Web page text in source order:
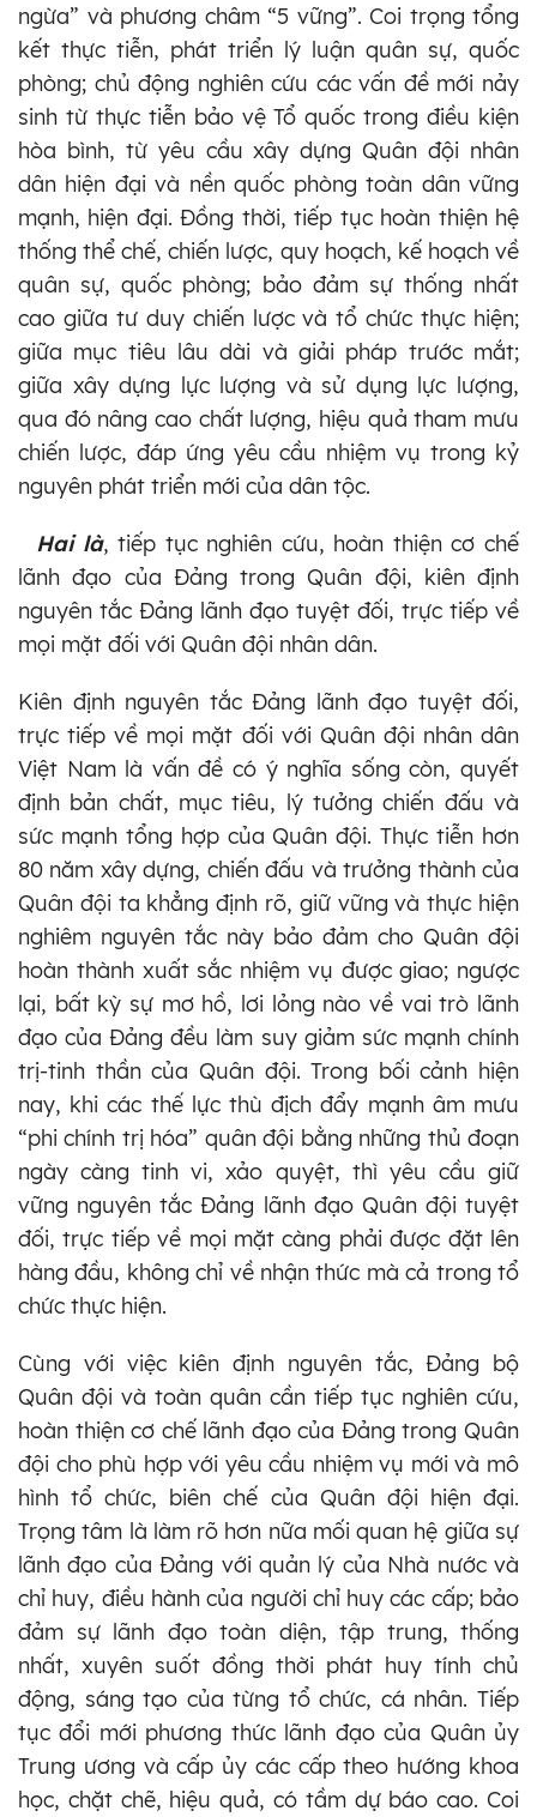
ngừa” và phương châm “5 vững”. Coi trọng tổng
kết thực tiễn, phát triển lý luận quân sự, quốc
phòng; chủ động nghiên cứu các vấn đề mới nảy
sinh từ thực tiễn bảo vệ Tổ quốc trong điều kiện
hòa bình, từ yêu cầu xây dựng Quân đội nhân
dân hiện đại và nền quốc phòng toàn dân vững
mạnh, hiện đại. Đồng thời, tiếp tục hoàn thiện hệ
thống thể chế, chiến lược, quy hoạch, kế hoạch về
quân sự, quốc phòng; bảo đảm sự thống nhất
cao giữa tư duy chiến lược và tổ chức thực hiện;
giữa mục tiêu lâu dài và giải pháp trước mắt;
giữa xây dựng lực lượng và sử dụng lực lượng,
qua đó nâng cao chất lượng, hiệu quả tham mưu
chiến lược, đáp ứng yêu cầu nhiệm vụ trong kỷ
nguyên phát triển mới của dân tộc.
Hai là, tiếp tục nghiên cứu, hoàn thiện cơ chế
lãnh đạo của Đảng trong Quân đội, kiên định
nguyên tắc Đảng lãnh đạo tuyệt đối, trực tiếp về
mọi mặt đối với Quân đội nhân dân.
Kiên định nguyên tắc Đảng lãnh đạo tuyệt đối,
trực tiếp về mọi mặt đối với Quân đội nhân dân
Việt Nam là vấn đề có ý nghĩa sống còn, quyết
định bản chất, mục tiêu, lý tưởng chiến đấu và
sức mạnh tổng hợp của Quân đội. Thực tiễn hơn
80 năm xây dựng, chiến đấu và trưởng thành của
Quân đội ta khẳng định rõ, giữ vững và thực hiện
nghiêm nguyên tắc này bảo đảm cho Quân đội
hoàn thành xuất sắc nhiệm vụ được giao; ngược
lại, bất kỳ sự mơ hồ, lơi lỏng nào về vai trò lãnh
đạo của Đảng đều làm suy giảm sức mạnh chính
trị-tinh thần của Quân đội. Trong bối cảnh hiện
nay, khi các thế lực thù địch đẩy mạnh âm mưu
“phi chính trị hóa” quân đội bằng những thủ đoạn
ngày càng tinh vi, xảo quyệt, thì yêu cầu giữ
vững nguyên tắc Đảng lãnh đạo Quân đội tuyệt
đối, trực tiếp về mọi mặt càng phải được đặt lên
hàng đầu, không chỉ về nhận thức mà cả trong tổ
chức thực hiện.
Cùng với việc kiên định nguyên tắc, Đảng bộ
Quân đội và toàn quân cần tiếp tục nghiên cứu,
hoàn thiện cơ chế lãnh đạo của Đảng trong Quân
đội cho phù hợp với yêu cầu nhiệm vụ mới và mô
hình tổ chức, biên chế của Quân đội hiện đại.
Trọng tâm là làm rõ hơn nữa mối quan hệ giữa sự
lãnh đạo của Đảng với quản lý của Nhà nước và
chỉ huy, điều hành của người chỉ huy các cấp; bảo
đảm sự lãnh đạo toàn diện, tập trung, thống
nhất, xuyên suốt đồng thời phát huy tính chủ
động, sáng tạo của từng tổ chức, cá nhân. Tiếp
tục đổi mới phương thức lãnh đạo của Quân ủy
Trung ương và cấp ủy các cấp theo hướng khoa
học, chặt chẽ, hiệu quả, có tầm dự báo cao. Coi